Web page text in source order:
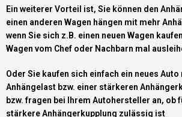
Ein weiterer Vorteil ist, Sie können den
einen anderen Wagen hängen mit mehr
wenn Sie sich z.B. einen neuen Wagen
Wagen vom Chef oder Nachbarn mal
Oder Sie kaufen sich einfach ein neues Auto
Anhängelast bzw. einer stärkeren
bzw. fragen bei Ihrem Autohersteller an, ob
stärkere Anhängerkupplung zulässig ist